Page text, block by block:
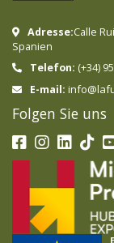
Adresse:Calle
Spanien
Telefon: (+34)
E-mail:
Folgen Sie uns